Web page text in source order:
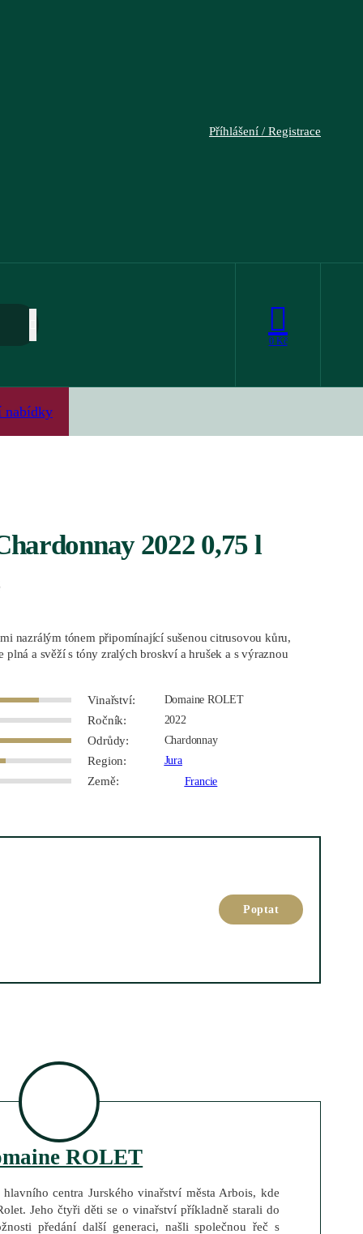
Příhlášení / Registrace
0 Kč
nabídky
2022 0,75 l
nazrálým tónem připomínající sušenou citrusovou kůru,
a svěží s tóny zralých broskví a hrušek a s výraznou
Vinařství: Domaine ROLET
Ročník: 2022
Odrůdy: Chardonnay
Region: Jura
Země: Francie
Poptat
ROLET
centra Jurského vinařství města Arbois, kde
Jeho čtyři děti se o vinařství příkladně starali do
předání další generaci, našli společnou řeč s